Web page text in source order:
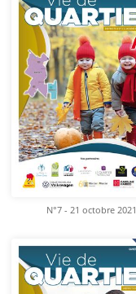
N°7 - 21 octobre 2021